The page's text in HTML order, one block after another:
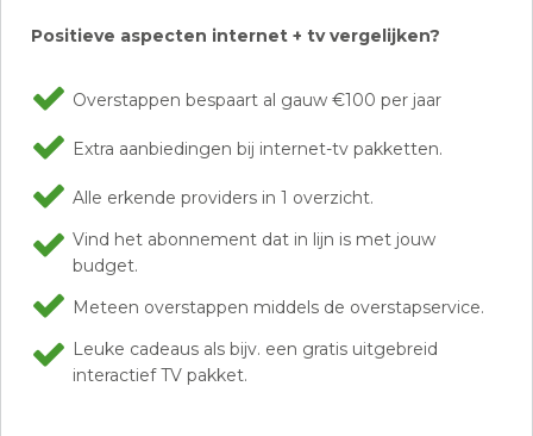
Positieve aspecten internet + tv vergelijken?
Overstappen bespaart al gauw €100 per jaar
Extra aanbiedingen bij internet-tv pakketten.
Alle erkende providers in 1 overzicht.
Vind het abonnement dat in lijn is met jouw
budget.
Meteen overstappen middels de overstapservice.
Leuke cadeaus als bijv. een gratis uitgebreid
interactief TV pakket.